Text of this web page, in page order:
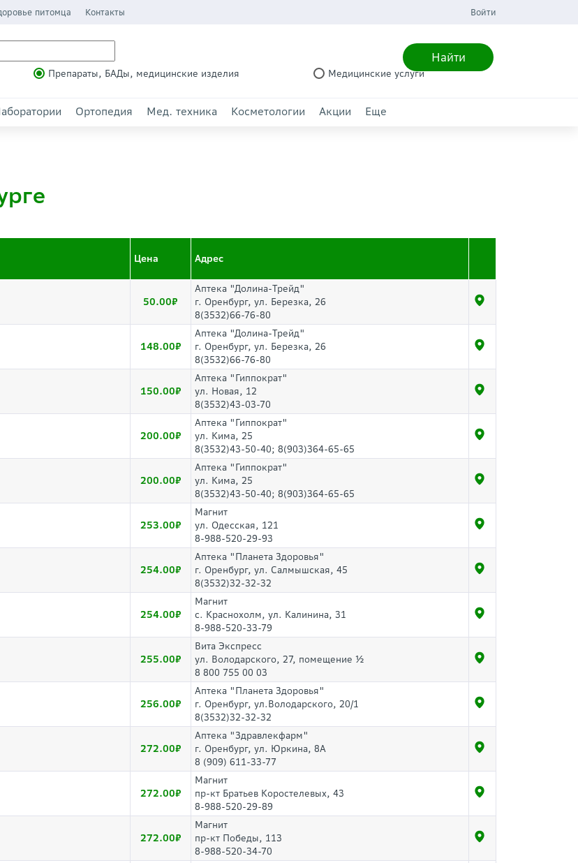
питомца Контакты Войти
Найти
Препараты, БАДы, медицинские изделия Медицинские услуги
Ортопедия Мед. техника Косметологии Акции Еще
Цена Адрес
50.00
Аптека "Долина-Трейд"
г. Оренбург, ул. Березка, 26
8(3532)66-76-80
148.00
Аптека "Долина-Трейд"
г. Оренбург, ул. Березка, 26
8(3532)66-76-80
150.00
Аптека "Гиппократ"
ул. Новая, 12
8(3532)43-03-70
200.00
Аптека "Гиппократ"
ул. Кима, 25
8(3532)43-50-40; 8(903)364-65-65
200.00
Аптека "Гиппократ"
ул. Кима, 25
8(3532)43-50-40; 8(903)364-65-65
253.00
Магнит
ул. Одесская, 121
8-988-520-29-93
254.00
Аптека "Планета Здоровья"
г. Оренбург, ул. Салмышская, 45
8(3532)32-32-32
254.00
Магнит
с. Краснохолм, ул. Калинина, 31
8-988-520-33-79
255.00
Вита Экспресс
ул. Володарского, 27, помещение ½
8 800 755 00 03
256.00
Аптека "Планета Здоровья"
г. Оренбург, ул.Володарского, 20/1
8(3532)32-32-32
272.00
Аптека "Здравлекфарм"
г. Оренбург, ул. Юркина, 8А
8 (909) 611-33-77
272.00
Магнит
пр-кт Братьев Коростелевых, 43
8-988-520-29-89
272.00
Магнит
пр-кт Победы, 113
8-988-520-34-70